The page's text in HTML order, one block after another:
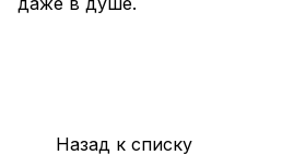
Назад к списку